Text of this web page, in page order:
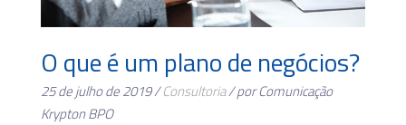
O que é um plano de negócios?
25 de julho de 2019 /Consultoria/ por Comunicação
Krypton BPO